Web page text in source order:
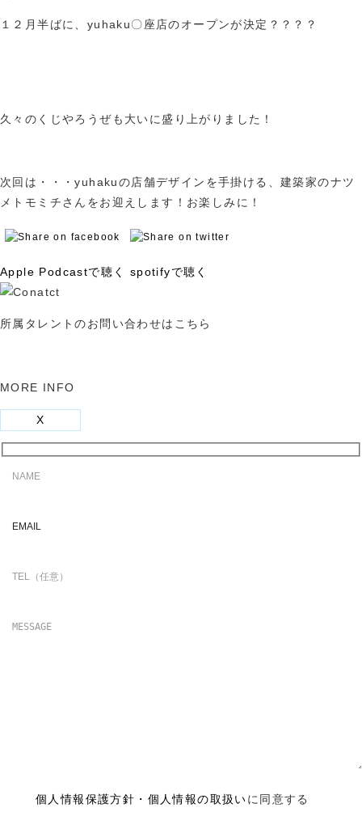
１２月半ばに、yuhaku〇座店のオープンが決定？？？？
久々のくじやろうぜも大いに盛り上がりました！
次回は・・・yuhakuの店舗デザインを手掛ける、建築家のナツ
メトモミチさんをお迎えします！お楽しみに！
Apple Podcastで聴く spotifyで聴く
所属タレントのお問い合わせはこちら
MORE INFO
X
個人情報保護方針・個人情報の取扱いに同意する